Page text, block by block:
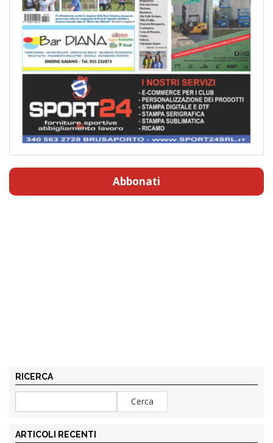
Abbonati
RICERCA
ARTICOLI RECENTI